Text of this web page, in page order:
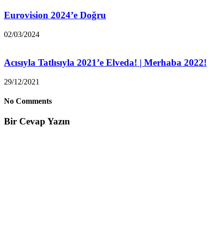
Eurovision 2024’e Doğru
02/03/2024
Acısıyla Tatlısıyla 2021’e Elveda! | Merhaba 2022!
29/12/2021
No Comments
Bir Cevap Yazın